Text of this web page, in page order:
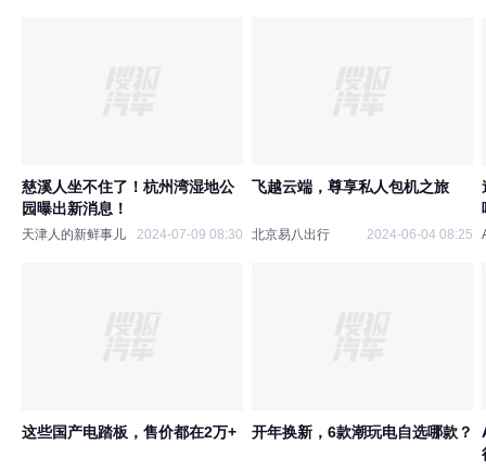
慈溪人坐不住了！杭州湾湿地公
园曝出新消息！
天津人的新鲜事儿 2024-07-09 08:30
飞越云端，尊享私人包机之旅
北京易八出行 2024-06-04 08:25
这些国产电踏板，售价都在2万+ 开年换新，6款潮玩电自选哪款？